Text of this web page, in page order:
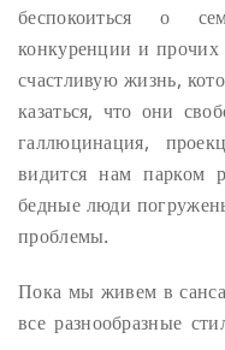
беспокоиться о
конкуренции и
счастливую жизнь,
казаться, что они
галлюцинация,
видится нам парком
бедные люди
проблемы.
Пока мы живем в
все разнообразные